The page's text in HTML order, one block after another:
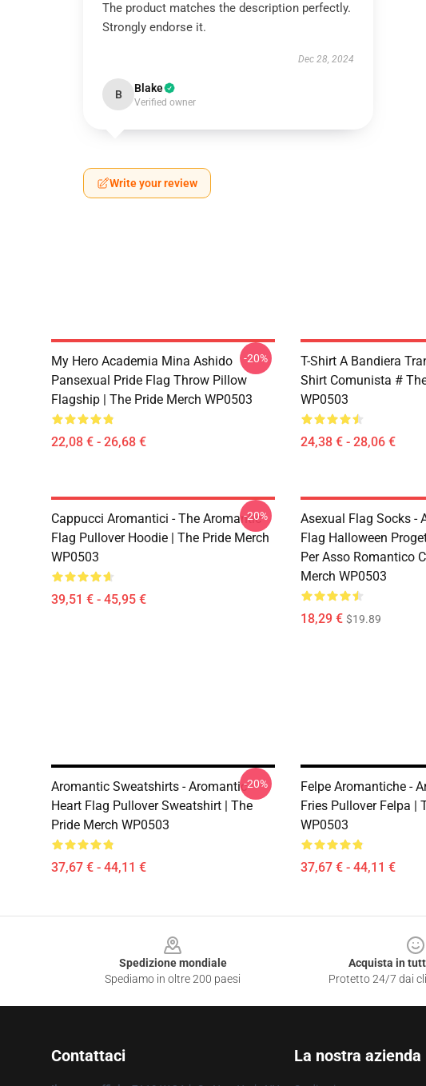
The product matches the description perfectly.
Strongly endorse it.
Dec 28, 2024
B Blake
Verified owner
Write your review
My Hero Academia Mina Ashido
Pansexual Pride Flag Throw Pillow
Flagship | The Pride Merch WP0503
22,08 € - 26,68 €
-20%
T-Shirt A Bandiera
Shirt Comunista #
WP0503
24,38 € - 28,06 €
Cappucci Aromantici - The Aromantic
Flag Pullover Hoodie | The Pride Merch
WP0503
39,51 € - 45,95 €
-20%
Asexual Flag Socks -
Flag Halloween
Per Asso Romantico
Merch WP0503
18,29 € $19.89
Aromantic Sweatshirts - Aromantic
Heart Flag Pullover Sweatshirt | The
Pride Merch WP0503
37,67 € - 44,11 €
-20%
Felpe Aromantiche -
Fries Pullover Felpa |
WP0503
37,67 € - 44,11 €
Spedizione mondiale
Spediamo in oltre 200 paesi
Acquista in
Protetto 24/7 dai
Contattaci La nostra azienda